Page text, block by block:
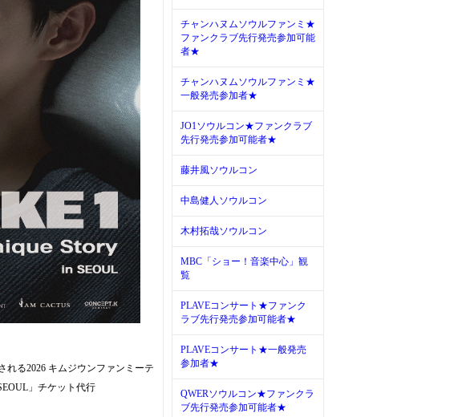
れる2026 キムジウンファンミーテ
」チケット代行
チャンハヌムソウルファンミ★
ファンクラブ先行発売参加可能
者★
チャンハヌムソウルファンミ★
一般発売参加者★
JO1ソウルコン★ファンクラブ
先行発売参加可能者★
藤井風ソウルコン
中島健人ソウルコン
木村拓哉ソウルコン
MBC「ショー！音楽中心」観
覧
PLAVEコンサート★ファンク
ラブ先行発売参加可能者★
PLAVEコンサート★一般発売
参加者★
QWERソウルコン★ファンクラ
ブ先行発売参加可能者★